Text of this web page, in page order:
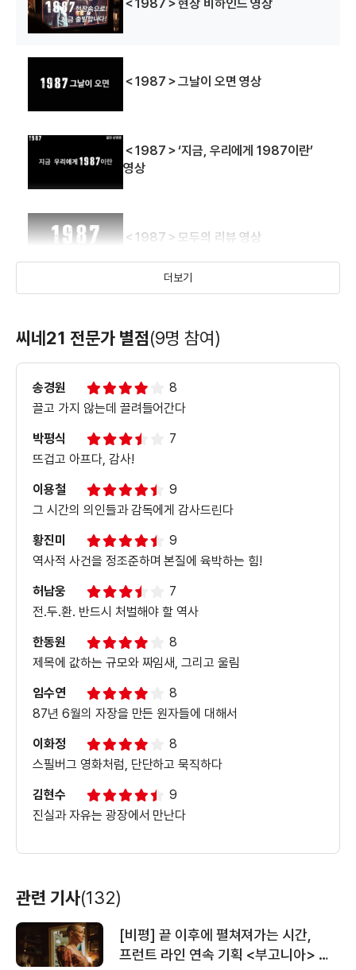
＜1987＞현장 비하인드 영상
＜1987＞그날이 오면 영상
＜1987＞‘지금, 우리에게 1987이란’
영상
＜1987＞모두의 리뷰 영상
＜1987＞제작기 영상
＜1987＞티저 예고편
더보기
씨네21 전문가 별점(9명 참여)
송경원
8
끌고 가지 않는데 끌려들어간다
박평식
7
뜨겁고 아프다, 감사!
이용철
9
그 시간의 의인들과 감독에게 감사드린다
황진미
9
역사적 사건을 정조준하며 본질에 육박하는 힘!
허남웅
7
전.두.환. 반드시 처벌해야 할 역사
한동원
8
제목에 값하는 규모와 짜임새, 그리고 울림
임수연
8
87년 6월의 자장을 만든 원자들에 대해서
이화정
8
스필버그 영화처럼, 단단하고 묵직하다
김현수
9
진실과 자유는 광장에서 만난다
관련 기사(132)
[비평] 끝 이후에 펼쳐져가는 시간,
프런트 라인 연속 기획 <부고니아> ①